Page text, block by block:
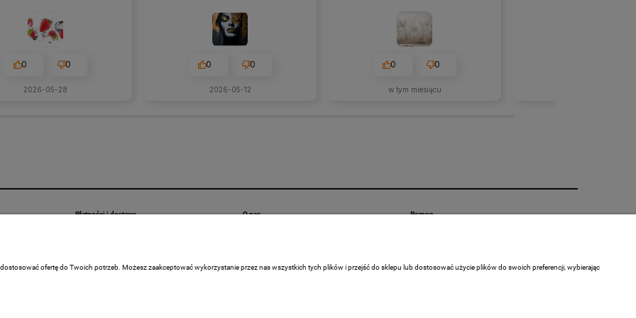
0 0
2026-05-28
0 0
2026-05-12
0 0
w tym miesiącu
Płatności i dostawa O nas Pomoc
ofertę do Twoich potrzeb. Możesz zaakceptować wykorzystanie przez nas wszystkich tych plików i przejść do sklepu lub dostosować użycie plików do swoich preferencji, wybierając